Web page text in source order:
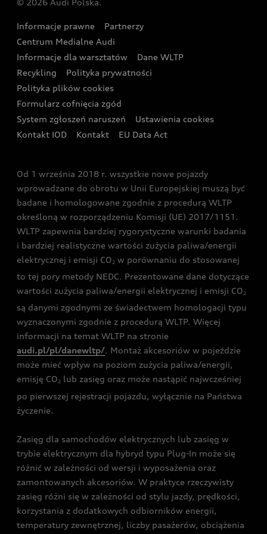
Wyszukaj najbliższego Partnera Audi
Oferta dla przedsiębiorców
Oferta dla klientów prywatnych
Kalkulator rat
Ubezpieczenie
Audi exclusive
Zasięg
Gwarancja
Akcje serwisowe Audi
Katalog online akcesoriów
Audi i Muzeum Sztuki Nowoczesnej w Warszawie
Audi driving experience
Audi quattro Cup
Audi i Puchar Świata w Skokach Narciarskich w
Zakopanem
© 2026 Audi Polska.
Informacje prawne
Partnerzy
Centrum Medialne Audi
Informacje dla warsztatów
Dane WLTP
Recykling
Polityka prywatności
Polityka plików cookies
Formularz cofnięcia zgód
System zgłoszeń naruszeń
Ustawienia cookies
Kontakt IOD
Kontakt EU Data Act
Od 1 września 2018 r. wszystkie nowe pojazdy
wprowadzane do obrotu w Unii Europejskiej muszą być
badane i homologowane zgodnie z procedurą WLTP
określoną w rozporządzeniu Komisji (UE) 2017/1151.
WLTP zapewnia bardziej rygorystyczne warunki badania
i bardziej realistyczne wartości zużycia paliwa/energii
elektrycznej i emisji CO2 w porównaniu do stosowanej
to tej pory metody NEDC. Prezentowane dane dotyczące
wartości zużycia paliwa/energii elektrycznej i emisji CO2
są danymi zgodnymi ze świadectwem homologacji typu
wyznaczonymi zgodnie z procedurą WLTP. Więcej
informacji na temat WLTP na stronie
audi.pl/pl/danewltp/. Montaż akcesoriów w pojeździe
może mieć wpływ na poziom zużycia paliwa/energii,
emisję CO2 lub zasięg oraz może nastąpić najwcześniej
po pierwszej rejestracji pojazdu, wyłącznie na Państwa
życzenie.
Zasięg dla samochodów elektrycznych lub zasięg w
trybie elektrycznym dla hybryd typu Plug-In może się
różnić w zależności od wersji i wyposażenia oraz
zamontowanych akcesoriów. W praktyce rzeczywisty
zasięg różni się w zależności od stylu jazdy, prędkości,
korzystania z dodatkowych odbiorników energii,
temperatury zewnętrznej, liczby pasażerów, obciążenia